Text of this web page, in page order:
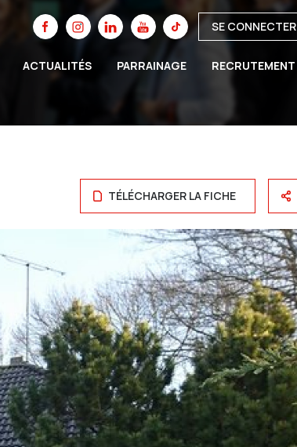
SE CONNECTER
ACTUALITÉS PARRAINAGE RECRUTEMENT
TÉLÉCHARGER LA FICHE